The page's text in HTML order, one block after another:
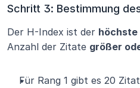
Schritt 3: Bestimmung
Der H-Index ist der höchste
Anzahl der Zitate größer
Für Rang 1 gibt es 20